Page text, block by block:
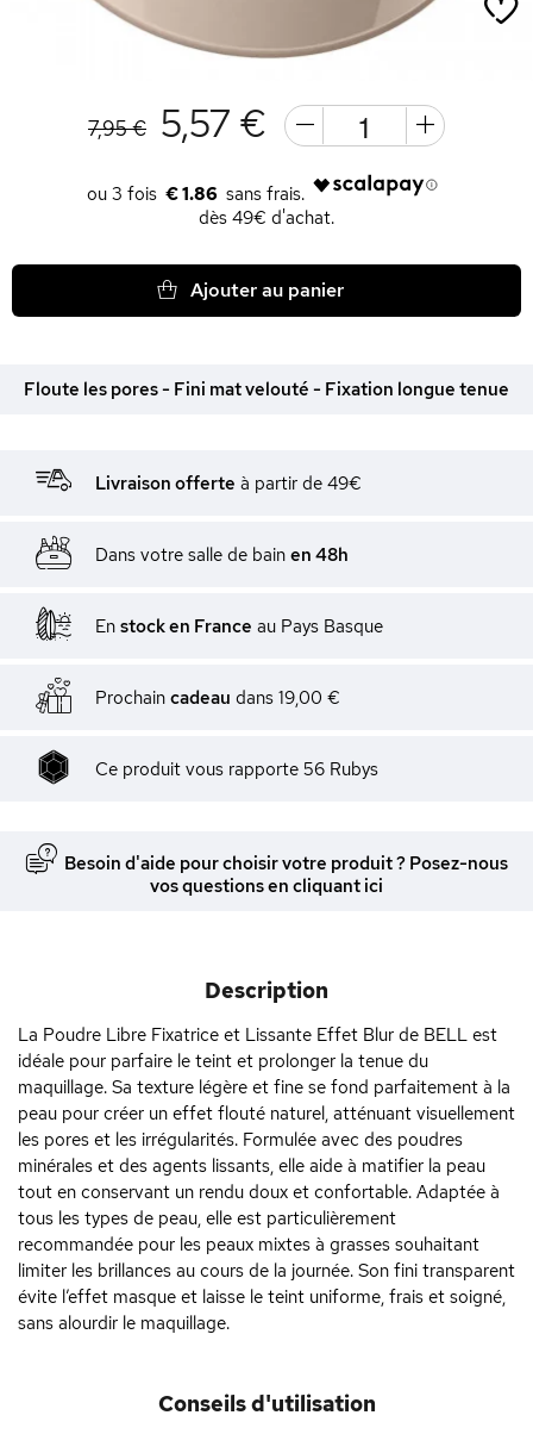
7,95 € 5,57 €
€ 1.86
dès 49€ d'achat.
Ajouter au panier
Floute les pores - Fini mat velouté - Fixation longue tenue
Livraison offerte à partir de 49€
Dans votre salle de bain en 48h
En stock en France au Pays Basque
Prochain cadeau dans 19,00 €
Ce produit vous rapporte 56 Rubys
Besoin d'aide pour choisir votre produit ? Posez-nous
vos questions en cliquant ici
Description
La Poudre Libre Fixatrice et Lissante Effet Blur de BELL est
idéale pour parfaire le teint et prolonger la tenue du
maquillage. Sa texture légère et fine se fond parfaitement à la
peau pour créer un effet flouté naturel, atténuant visuellement
les pores et les irrégularités. Formulée avec des poudres
minérales et des agents lissants, elle aide à matifier la peau
tout en conservant un rendu doux et confortable. Adaptée à
tous les types de peau, elle est particulièrement
recommandée pour les peaux mixtes à grasses souhaitant
limiter les brillances au cours de la journée. Son fini transparent
évite l’effet masque et laisse le teint uniforme, frais et soigné,
sans alourdir le maquillage.
Conseils d'utilisation